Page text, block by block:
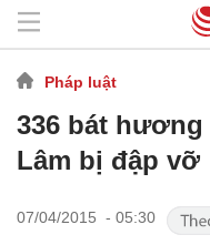
Pháp luật
336 bát
Lâm bị đập vỡ
07/04/2015 - 05:30